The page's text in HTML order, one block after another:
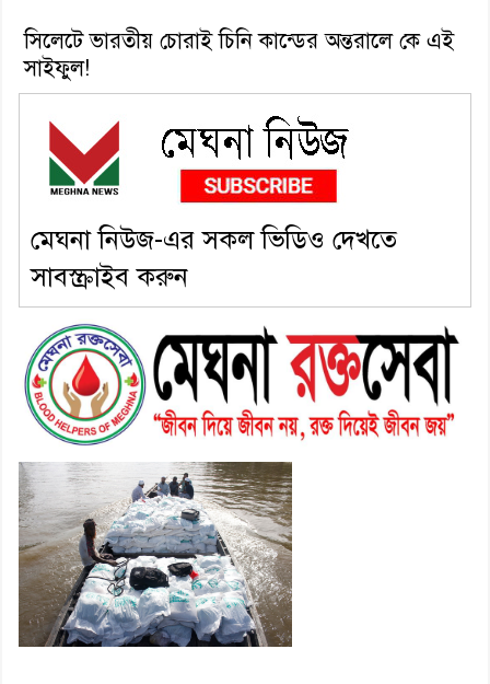
সিলেটে ভারতীয় চোরাই চিনি কান্ডের অন্তরালে কে এই
সাইফুল!
মেঘনা নিউজ-এর সকল ভিডিও দেখতে
সাবস্ক্রাইব করুন